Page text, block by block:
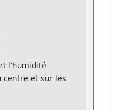
l'humidité
centre et sur les